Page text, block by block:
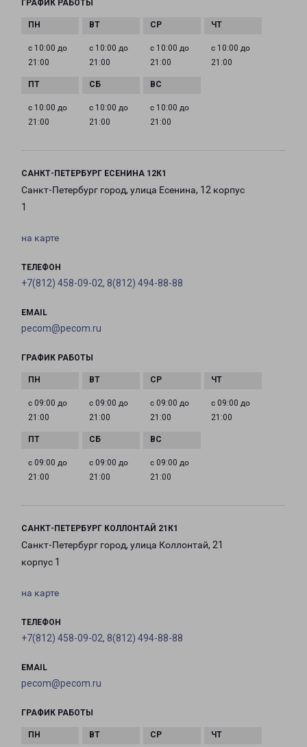
ГРАФИК РАБОТЫ
с 10:00 до
21:00
с 10:00 до
21:00
с 10:00 до
21:00
с 10:00 до
21:00
с 10:00 до
21:00
с 10:00 до
21:00
с 10:00 до
21:00
САНКТ-ПЕТЕРБУРГ ЕСЕНИНА 12К1
Санкт-Петербург город, улица Есенина, 12 корпус
1
на карте
ТЕЛЕФОН
+7(812) 458-09-02, 8(812) 494-88-88
EMAIL
pecom@pecom.ru
ГРАФИК РАБОТЫ
с 09:00 до
21:00
с 09:00 до
21:00
с 09:00 до
21:00
с 09:00 до
21:00
с 09:00 до
21:00
с 09:00 до
21:00
с 09:00 до
21:00
САНКТ-ПЕТЕРБУРГ КОЛЛОНТАЙ 21К1
Санкт-Петербург город, улица Коллонтай, 21
корпус 1
на карте
ТЕЛЕФОН
+7(812) 458-09-02, 8(812) 494-88-88
EMAIL
pecom@pecom.ru
ГРАФИК РАБОТЫ